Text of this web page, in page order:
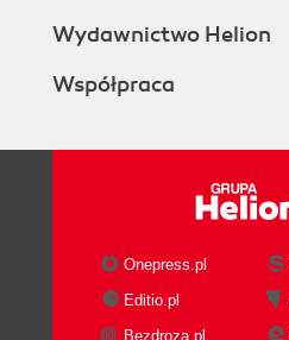
Wydawnictwo Helion
Współpraca
Onepress.pl
Editio.pl
Bezdroza.pl